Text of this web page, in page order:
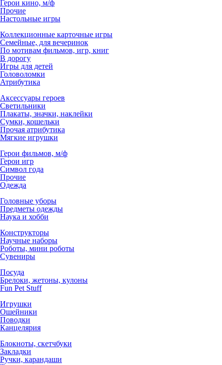
Герои кино, м/ф
Прочие
Настольные игры
Коллекционные карточные игры
Семейные, для вечеринок
По мотивам фильмов, игр, книг
В дорогу
Игры для детей
Головоломки
Атрибутика
Аксессуары героев
Светильники
Плакаты, значки, наклейки
Сумки, кошельки
Прочая атрибутика
Мягкие игрушки
Герои фильмов, м/ф
Герои игр
Символ года
Прочие
Одежда
Головные уборы
Предметы одежды
Наука и хобби
Конструкторы
Научные наборы
Роботы, мини роботы
Сувениры
Посуда
Брелоки, жетоны, кулоны
Fun Pet Stuff
Игрушки
Ошейники
Поводки
Канцелярия
Блокноты, скетчбуки
Закладки
Ручки, карандаши